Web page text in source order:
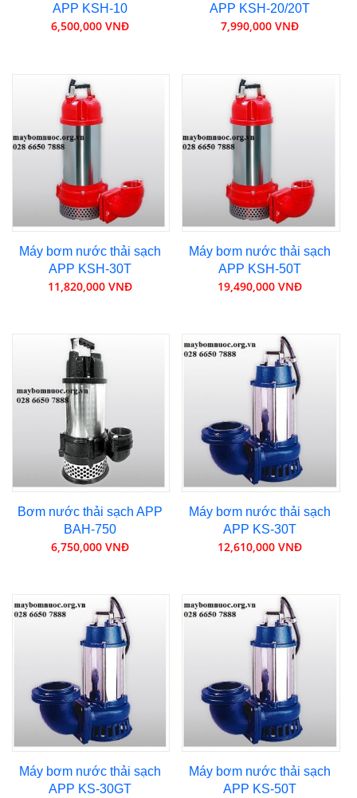
APP KSH-10
6,500,000 VNĐ
APP KSH-20/20T
7,990,000 VNĐ
Máy bơm nước thải sạch
APP KSH-30T
11,820,000 VNĐ
Máy bơm nước thải sạch
APP KSH-50T
19,490,000 VNĐ
Bơm nước thải sạch APP
BAH-750
6,750,000 VNĐ
Máy bơm nước thải sạch
APP KS-30T
12,610,000 VNĐ
Máy bơm nước thải sạch
APP KS-30GT
Máy bơm nước thải sạch
APP KS-50T